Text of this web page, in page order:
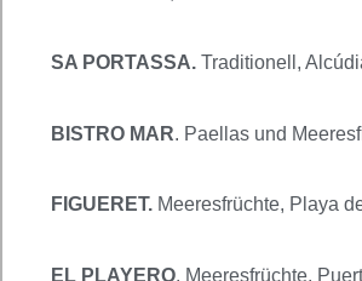
SA PORTASSA. Traditionell,
BISTRO MAR. Paellas und
FIGUERET. Meeresfrüchte, Playa
EL PLAYERO. Meeresfrüchte,